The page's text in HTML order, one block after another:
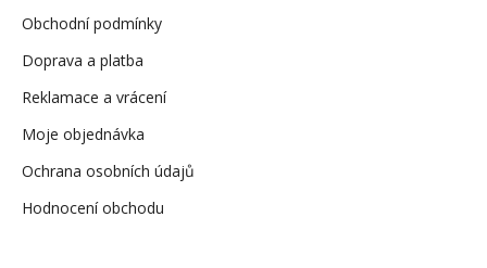
Obchodní podmínky
Doprava a platba
Reklamace a vrácení
Moje objednávka
Ochrana osobních údajů
Hodnocení obchodu